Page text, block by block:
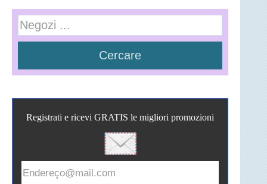
Registrati e ricevi GRATIS le migliori promozioni